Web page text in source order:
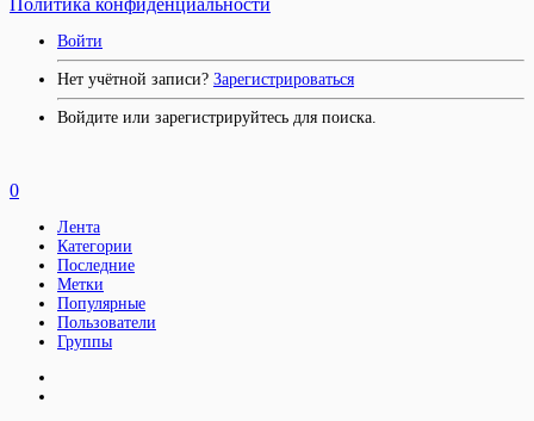
Войти
Нет учётной записи? Зарегистрироваться
Войдите или зарегистрируйтесь для поиска.
0
Лента
Категории
Последние
Метки
Популярные
Пользователи
Группы